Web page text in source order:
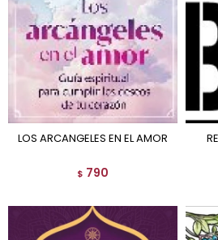
LOS ARCANGELES EN EL AMOR
$ 790
REIKI TE HABLA LIBRO + 22